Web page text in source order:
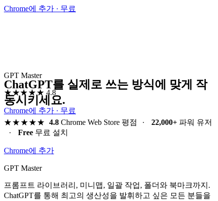
Chrome에 추가 · 무료
GPT Master
★★★★★ 4.8
Chrome에 추가 · 무료
ChatGPT를 실제로 쓰는 방식에 맞게 작
동시키세요.
★★★★★ 4.8Chrome Web Store 평점 · 22,000+파워 유저
·
Free 무료 설치
Chrome에 추가
GPT Master
프롬프트 라이브러리, 미니맵, 일괄 작업, 폴더와 북마크까지.
ChatGPT를 통해 최고의 생산성을 발휘하고 싶은 모든 분들을